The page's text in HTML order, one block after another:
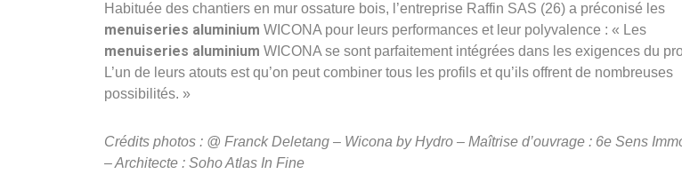
Habituée des chantiers en mur ossature bois, l’entreprise Raffin SAS (26) a préconisé les
menuiseries aluminium WICONA pour leurs performances et leur polyvalence : « Les
menuiseries aluminium WICONA se sont parfaitement intégrées dans les exigences du
L’un de leurs atouts est qu’on peut combiner tous les profils et qu’ils offrent de nombreuses
possibilités. »
Crédits photos : @ Franck Deletang – Wicona by Hydro – Maîtrise d’ouvrage : 6e Sens
– Architecte : Soho Atlas In Fine